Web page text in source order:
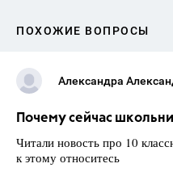
ПОХОЖИЕ ВОПРОСЫ
Александра
Почему сейчас
Читали новость про 10
к этому относитесь